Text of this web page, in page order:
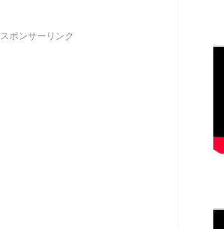
スポンサーリンク